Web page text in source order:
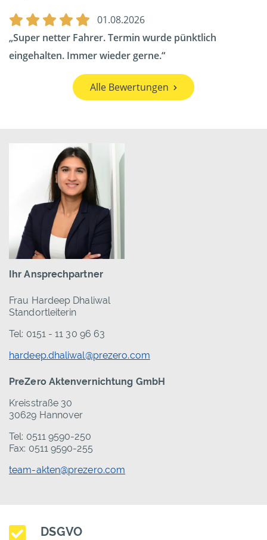
01.08.2026
Super netter Fahrer. Termin wurde pünktlich
eingehalten. Immer wieder gerne.
Alle Bewertungen
Ihr Ansprechpartner
Frau Hardeep Dhaliwal
Standortleiterin
Tel: 0151 - 11 30 96 63
hardeep.dhaliwal@prezero.com
PreZero Aktenvernichtung GmbH
Kreisstraße 30
30629 Hannover
Tel: 0511 9590-250
Fax: 0511 9590-255
team-akten@prezero.com
DSGVO